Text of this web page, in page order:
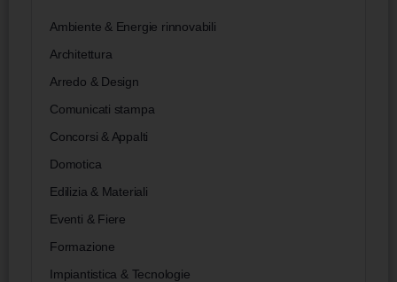
Ambiente & Energie rinnovabili
Architettura
Arredo & Design
Comunicati stampa
Concorsi & Appalti
Domotica
Edilizia & Materiali
Eventi & Fiere
Formazione
Impiantistica & Tecnologie